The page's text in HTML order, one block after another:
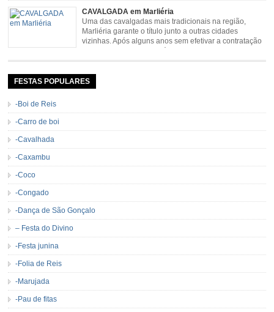
resgata cultura e saúde além de contar com apresentações musicais. Local:
Distrito de Padre Viegas, Antigo Campo de […]
CAVALGADA em Marliéria
Uma das cavalgadas mais tradicionais na região,
Marliéria garante o título junto a outras cidades
vizinhas. Após alguns anos sem efetivar a contratação
Cavalgada de Marliéria voltou, e não deixou dúvidas de que sua tradição
de […]
FESTAS POPULARES
-Boi de Reis
-Carro de boi
-Cavalhada
-Caxambu
-Coco
-Congado
-Dança de São Gonçalo
– Festa do Divino
-Festa junina
-Folia de Reis
-Marujada
-Pau de fitas